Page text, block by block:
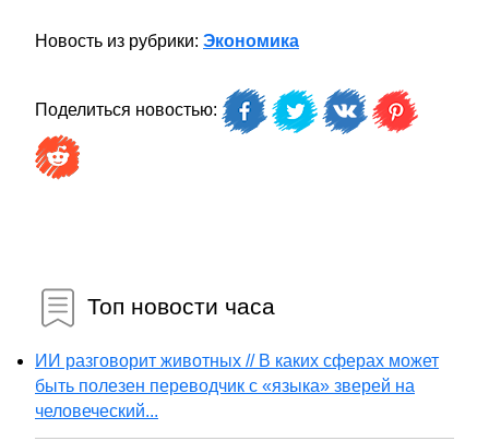
Новость из рубрики: Экономика
Поделиться новостью:
Топ новости часа
ИИ разговорит животных // В каких сферах может
быть полезен переводчик с «языка» зверей на
человеческий...